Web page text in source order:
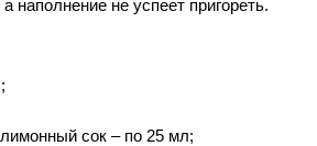
наполнение не успеет пригореть.
сок – по 25 мл;